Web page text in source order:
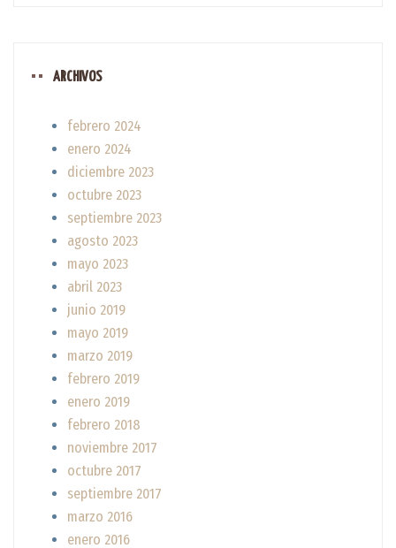
ARCHIVOS
febrero 2024
enero 2024
diciembre 2023
octubre 2023
septiembre 2023
agosto 2023
mayo 2023
abril 2023
junio 2019
mayo 2019
marzo 2019
febrero 2019
enero 2019
febrero 2018
noviembre 2017
octubre 2017
septiembre 2017
marzo 2016
enero 2016